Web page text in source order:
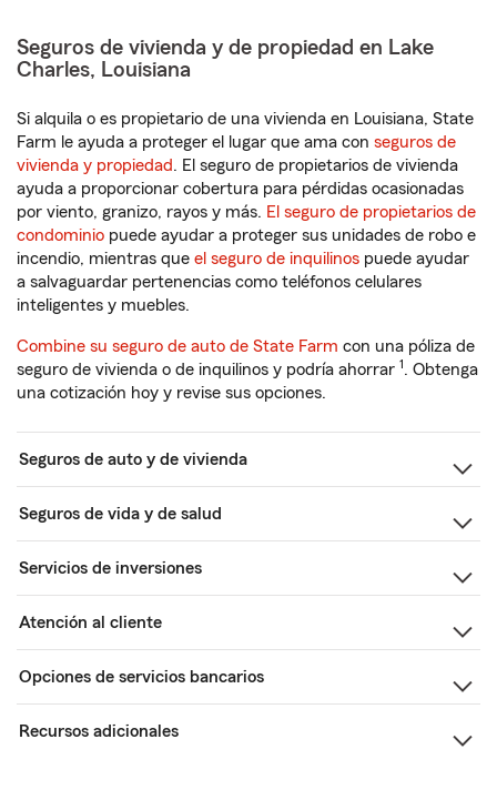
Seguros de vivienda y de propiedad en Lake
Charles, Louisiana
Si alquila o es propietario de una vivienda en Louisiana, State
Farm le ayuda a proteger el lugar que ama con seguros de
vivienda y propiedad. El seguro de propietarios de vivienda
ayuda a proporcionar cobertura para pérdidas ocasionadas
por viento, granizo, rayos y más. El seguro de propietarios de
condominio puede ayudar a proteger sus unidades de robo e
incendio, mientras que el seguro de inquilinos puede ayudar
a salvaguardar pertenencias como teléfonos celulares
inteligentes y muebles.
Combine su seguro de auto de State Farm con una póliza de
seguro de vivienda o de inquilinos y podría ahorrar 1. Obtenga
una cotización hoy y revise sus opciones.
Seguros de auto y de vivienda
Seguros de vida y de salud
Servicios de inversiones
Atención al cliente
Opciones de servicios bancarios
Recursos adicionales